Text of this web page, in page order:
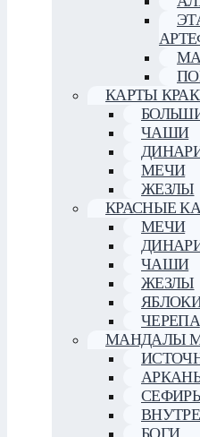
КАРТЫ
ЧАШИ
МЕЧИ
ЖЕЗЛЫ
КРАСНЫЕ
МЕЧИ
ЧАШИ
ЖЕЗЛЫ
ЧЕРЕПА
МАНДАЛЫ
БОГИ